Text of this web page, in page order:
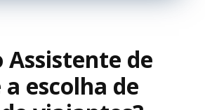
Assistente de
escolha de